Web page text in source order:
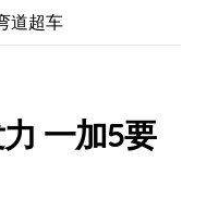
道超车
一加5要